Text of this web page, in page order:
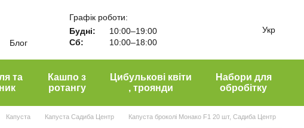
Блог
Графік роботи:
Будні:
10:00–19:00
Сб:
10:00–18:00
Укр
та
Кашпо з
ротангу
Цибулькові квіти
, троянди
Набори для
обробітку
Капуста Капуста Садиба Центр Капуста броколі Монако F1 20 шт, Садиба Центр